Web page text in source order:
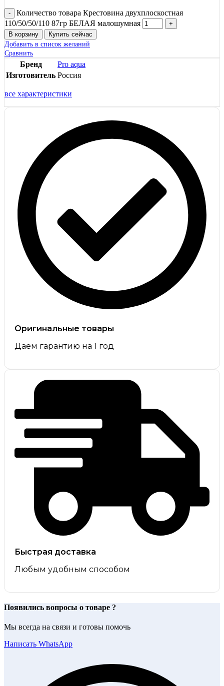
Количество товара Крестовина двухплоскостная
110/50/50/110 87гр БЕЛАЯ малошумная
В корзину
Купить сейчас
Добавить в список желаний
Сравнить
Бренд
Pro aqua
Изготовитель Россия
все характеристики
Оригинальные товары
Даем гарантию на 1 год
Быстрая доставка
Любым удобным способом
Появились вопросы о товаре ?
Мы всегда на связи и готовы помочь
Написать WhatsApp